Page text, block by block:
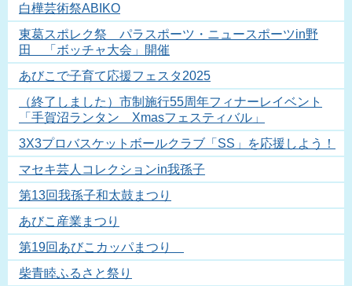
白樺芸術祭ABIKO
東葛スポレク祭 パラスポーツ・ニュースポーツin野
田 「ボッチャ大会」開催
あびこで子育て応援フェスタ2025
（終了しました）市制施行55周年フィナーレイベント
「手賀沼ランタン Xmasフェスティバル」
3X3プロバスケットボールクラブ「SS」を応援しよう！
マセキ芸人コレクションin我孫子
第13回我孫子和太鼓まつり
あびこ産業まつり
第19回あびこカッパまつり
柴青睦ふるさと祭り